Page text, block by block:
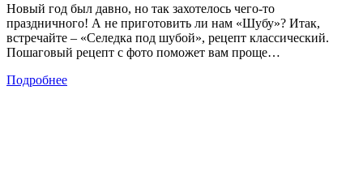
Новый год был давно, но так захотелось чего-то
праздничного! А не приготовить ли нам «Шубу»? Итак,
встречайте – «Селедка под шубой», рецепт классический.
Пошаговый рецепт с фото поможет вам проще…
Подробнее